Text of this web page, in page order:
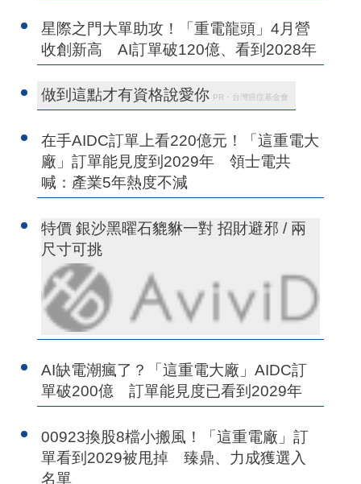
星際之門大單助攻！「重電龍頭」4月營
收創新高 AI訂單破120億、看到2028年
做到這點才有資格說愛你 PR・台灣癌症基金會
在手AIDC訂單上看220億元！「這重電大
廠」訂單能見度到2029年 領士電共
喊：產業5年熱度不減
特價 銀沙黑曜石貔貅一對 招財避邪 / 兩
尺寸可挑
AI缺電潮瘋了？「這重電大廠」AIDC訂
單破200億 訂單能見度已看到2029年
00923換股8檔小搬風！「這重電廠」訂
單看到2029被甩掉 臻鼎、力成獲選入
名單